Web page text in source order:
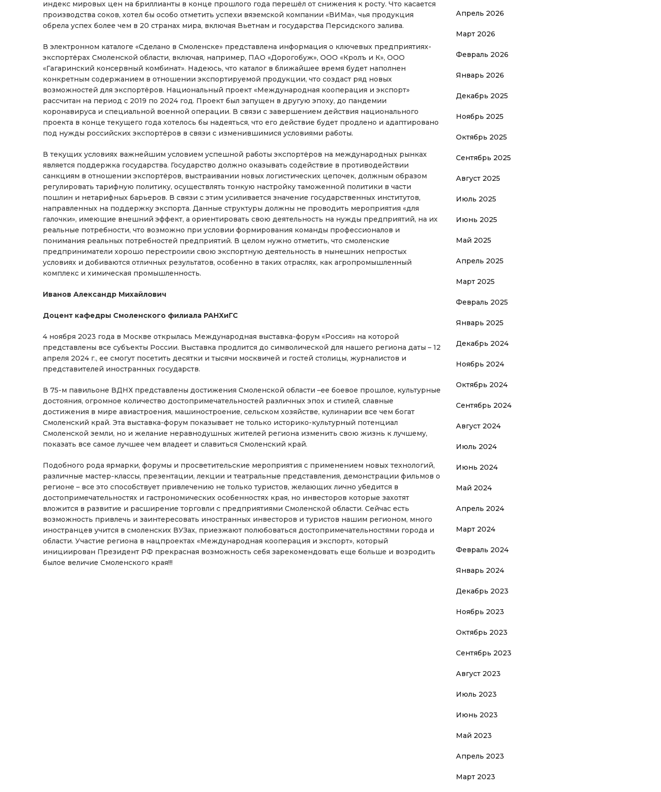
индекс мировых цен на бриллианты в конце прошлого года перешёл от снижения к росту. Что касается
производства соков, хотел бы особо отметить успехи вяземской компании «ВИМа», чья продукция
обрела успех более чем в 20 странах мира, включая Вьетнам и государства Персидского залива.
В электронном каталоге «Сделано в Смоленске» представлена информация о ключевых предприятиях-
экспортёрах Смоленской области, включая, например, ПАО «Дорогобуж», ООО «Кролъ и К», ООО
«Гагаринский консервный комбинат». Надеюсь, что каталог в ближайшее время будет наполнен
конкретным содержанием в отношении экспортируемой продукции, что создаст ряд новых
возможностей для экспортёров. Национальный проект «Международная кооперация и экспорт»
рассчитан на период с 2019 по 2024 год. Проект был запущен в другую эпоху, до пандемии
коронавируса и специальной военной операции. В связи с завершением действия национального
проекта в конце текущего года хотелось бы надеяться, что его действие будет продлено и адаптировано
под нужды российских экспортёров в связи с изменившимися условиями работы.
В текущих условиях важнейшим условием успешной работы экспортёров на международных рынках
является поддержка государства. Государство должно оказывать содействие в противодействии
санкциям в отношении экспортёров, выстраивании новых логистических цепочек, должным образом
регулировать тарифную политику, осуществлять тонкую настройку таможенной политики в части
пошлин и нетарифных барьеров. В связи с этим усиливается значение государственных институтов,
направленных на поддержку экспорта. Данные структуры должны не проводить мероприятия «для
галочки», имеющие внешний эффект, а ориентировать свою деятельность на нужды предприятий, на их
реальные потребности, что возможно при условии формирования команды профессионалов и
понимания реальных потребностей предприятий. В целом нужно отметить, что смоленские
предприниматели хорошо перестроили свою экспортную деятельность в нынешних непростых
условиях и добиваются отличных результатов, особенно в таких отраслях, как агропромышленный
комплекс и химическая промышленность.
Иванов Александр Михайлович
Доцент кафедры Смоленского филиала РАНХиГС
4 ноября 2023 года в Москве открылась Международная выставка-форум «Россия» на которой
представлены все субъекты России. Выставка продлится до символической для нашего региона даты – 12
апреля 2024 г., ее смогут посетить десятки и тысячи москвичей и гостей столицы, журналистов и
представителей иностранных государств.
В 75-м павильоне ВДНХ представлены достижения Смоленской области –ее боевое прошлое, культурные
достояния, огромное количество достопримечательностей различных эпох и стилей, славные
достижения в мире авиастроения, машиностроение, сельском хозяйстве, кулинарии все чем богат
Смоленский край. Эта выставка-форум показывает не только историко-культурный потенциал
Смоленской земли, но и желание неравнодушных жителей региона изменить свою жизнь к лучшему,
показать все самое лучшее чем владеет и славиться Смоленский край.
Подобного рода ярмарки, форумы и просветительские мероприятия с применением новых технологий,
различные мастер-классы, презентации, лекции и театральные представления, демонстрации фильмов о
регионе – все это способствует привлечению не только туристов, желающих лично убедится в
достопримечательностях и гастрономических особенностях края, но инвесторов которые захотят
вложится в развитие и расширение торговли с предприятиями Смоленской области. Сейчас есть
возможность привлечь и заинтересовать иностранных инвесторов и туристов нашим регионом, много
иностранцев учится в смоленских ВУЗах, приезжают полюбоваться достопримечательностями города и
области. Участие региона в нацпроектах «Международная кооперация и экспорт», который
инициирован Президент РФ прекрасная возможность себя зарекомендовать еще больше и возродить
былое величие Смоленского края!!!
Апрель 2026
Март 2026
Февраль 2026
Январь 2026
Декабрь 2025
Ноябрь 2025
Октябрь 2025
Сентябрь 2025
Август 2025
Июль 2025
Июнь 2025
Май 2025
Апрель 2025
Март 2025
Февраль 2025
Январь 2025
Декабрь 2024
Ноябрь 2024
Октябрь 2024
Сентябрь 2024
Август 2024
Июль 2024
Июнь 2024
Май 2024
Апрель 2024
Март 2024
Февраль 2024
Январь 2024
Декабрь 2023
Ноябрь 2023
Октябрь 2023
Сентябрь 2023
Август 2023
Июль 2023
Июнь 2023
Май 2023
Апрель 2023
Март 2023